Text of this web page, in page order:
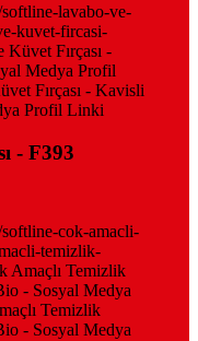
lavabo-ve-
kuvet-fircasi-
Fırçası -
Medya Profil
Fırçası - Kavisli
Profil Linki
- F393
cok-amacli-
temizlik-
Amaçlı Temizlik
- Sosyal Medya
Temizlik
- Sosyal Medya